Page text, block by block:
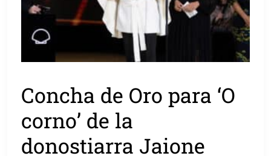
Concha de Oro para ‘O
corno’ de la
donostiarra Jaione